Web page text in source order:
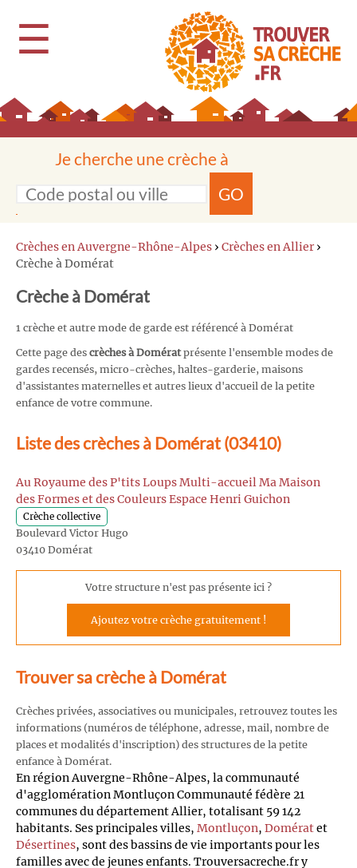
☰
Je cherche une crèche à
GO
Crèches en Auvergne-Rhône-Alpes › Crèches en Allier ›
Crèche à Domérat
Crèche à Domérat
1 crèche et autre mode de garde est référencé à Domérat
Cette page des crèches à Domératprésente l'ensemble modes de
gardes recensés, micro-crèches, haltes-garderie, maisons
d'assistantes maternelles et autres lieux d'accueil de la petite
enfance de votre commune.
Liste des crèches à Domérat (03410)
Au Royaume des P'tits Loups Multi-accueil Ma Maison
des Formes et des Couleurs Espace Henri Guichon
Crèche collective
Boulevard Victor Hugo
03410 Domérat
Votre structure n'est pas présente ici ?
Ajoutez votre crèche gratuitement !
Trouver sa crèche à Domérat
Crèches privées, associatives ou municipales, retrouvez toutes les
informations (numéros de téléphone, adresse, mail, nombre de
places et modalités d'inscription) des structures de la petite
enfance à Domérat.
En région Auvergne-Rhône-Alpes, la communauté
d'agglomération Montluçon Communauté fédère 21
communes du département Allier, totalisant 59 142
habitants. Ses principales villes, Montluçon, Domératet
Désertines, sont des bassins de vie importants pour les
familles avec de jeunes enfants. Trouversacreche.fr y